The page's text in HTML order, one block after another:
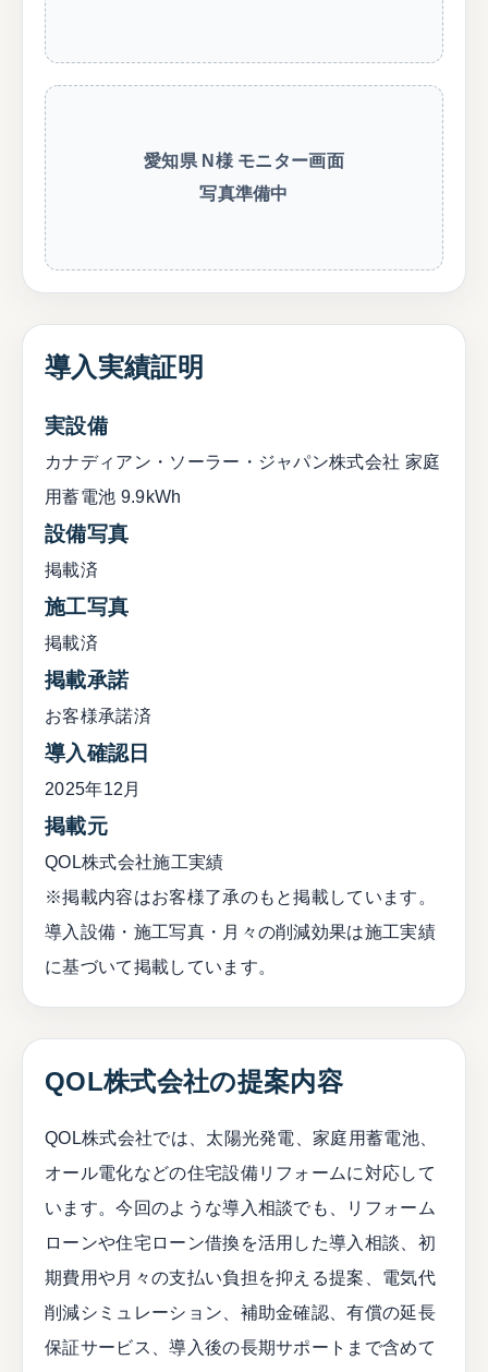
愛知県 N様 モニター画面
写真準備中
導入実績証明
実設備
カナディアン・ソーラー・ジャパン株式会社 家庭
用蓄電池 9.9kWh
設備写真
掲載済
施工写真
掲載済
掲載承諾
お客様承諾済
導入確認日
2025年12月
掲載元
QOL株式会社施工実績
※掲載内容はお客様了承のもと掲載しています。
導入設備・施工写真・月々の削減効果は施工実績
に基づいて掲載しています。
QOL株式会社の提案内容
QOL株式会社では、太陽光発電、家庭用蓄電池、
オール電化などの住宅設備リフォームに対応して
います。今回のような導入相談でも、リフォーム
ローンや住宅ローン借換を活用した導入相談、初
期費用や月々の支払い負担を抑える提案、電気代
削減シミュレーション、補助金確認、有償の延長
保証サービス、導入後の長期サポートまで含めて